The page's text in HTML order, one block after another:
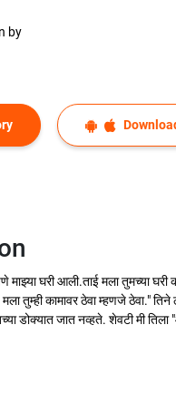
by
माझ्या घरी आली.ताई मला तुमच्या
तुम्ही कामावर ठेवा म्हणजे ठेवा."
डोक्यात जात नव्हते. शेवटी मी